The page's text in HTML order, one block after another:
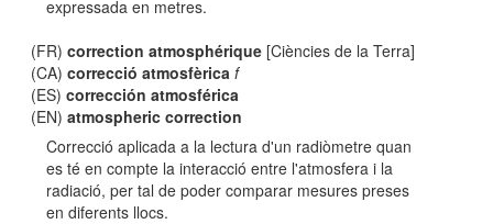
expressada en metres.
(FR)correction atmosphérique [Ciències de la Terra]
(CA)correcció atmosfèrica f
(ES)corrección atmosférica
(EN)atmospheric correction
Correcció aplicada a la lectura d'un radiòmetre quan
es té en compte la interacció entre l'atmosfera i la
radiació, per tal de poder comparar mesures preses
en diferents llocs.